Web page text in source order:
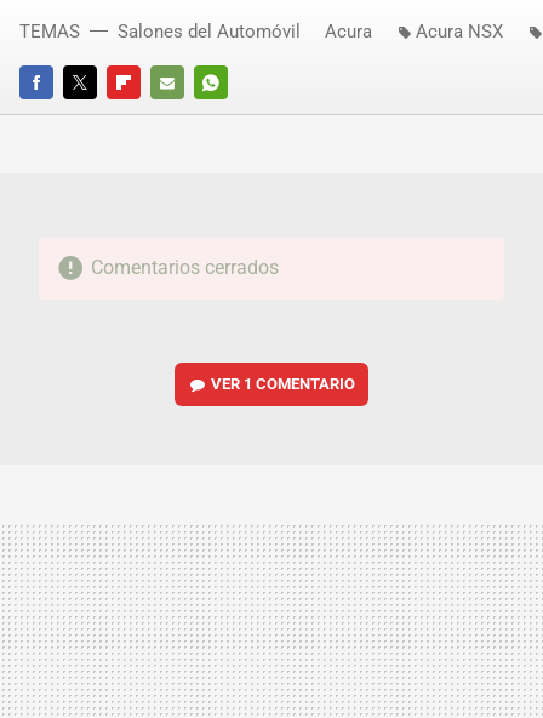
FACEBOOKTWITTERFLIPBOARD
E-
WHATSAPP
TEMAS Salones del Automóvil Acura Acura NSX
Comentarios cerrados
VER 1 COMENTARIO